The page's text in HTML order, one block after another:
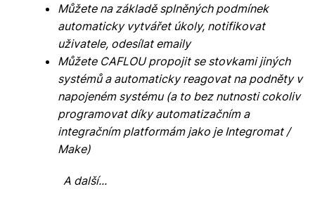
Můžete na základě splněných podmínek
automaticky vytvářet úkoly, notifikovat
uživatele, odesílat emaily
Můžete CAFLOU propojit se stovkami jiných
systémů a automaticky reagovat na podněty v
napojeném systému (a to bez nutnosti cokoliv
programovat díky automatizačním a
integračním platformám jako je Integromat /
Make)
A další...